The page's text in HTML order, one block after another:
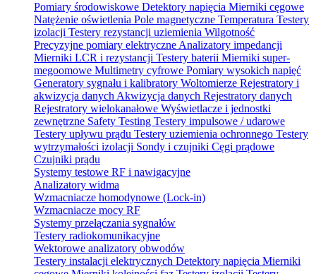
Pomiary środowiskowe Detektory napięcia Mierniki cęgowe
Natężenie oświetlenia Pole magnetyczne Temperatura Testery
izolacji Testery rezystancji uziemienia Wilgotność
Precyzyjne pomiary elektryczne Analizatory impedancji
Mierniki LCR i rezystancji Testery baterii Mierniki super-
megoomowe Multimetry cyfrowe Pomiary wysokich napięć
Generatory sygnału i kalibratory Woltomierze Rejestratory i
akwizycja danych Akwizycja danych Rejestratory danych
Rejestratory wielokanałowe Wyświetlacze i jednostki
zewnętrzne Safety Testing Testery impulsowe / udarowe
Testery upływu prądu Testery uziemienia ochronnego Testery
wytrzymałości izolacji Sondy i czujniki Cęgi prądowe
Czujniki prądu
Systemy testowe RF i nawigacyjne
Analizatory widma
Wzmacniacze homodynowe (Lock‑in)
Wzmacniacze mocy RF
Systemy przełączania sygnałów
Testery radiokomunikacyjne
Wektorowe analizatory obwodów
Testery instalacji elektrycznych Detektory napięcia Mierniki